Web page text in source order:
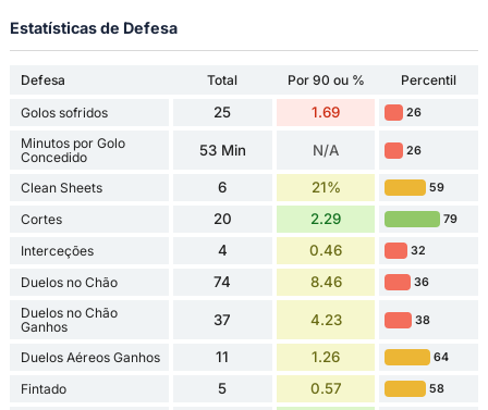
Estatísticas de Defesa
Defesa Total Por 90 ou %
Percentil
Golos sofridos
25 1.69 26
Minutos por Golo
Concedido
53 Min N/A 26
Clean Sheets 6 21% 59
Cortes 20 2.29 79
Interceções 4 0.46 32
Duelos no Chão 74 8.46 36
Duelos no Chão
Ganhos
37 4.23 38
Duelos Aéreos Ganhos 11 1.26 64
Fintado 5 0.57 58